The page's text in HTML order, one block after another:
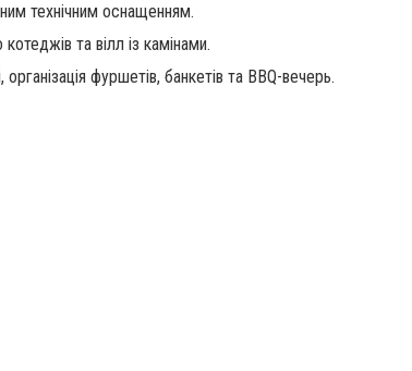
технічним оснащенням.
та вілл із камінами.
фуршетів, банкетів та BBQ-вечерь.